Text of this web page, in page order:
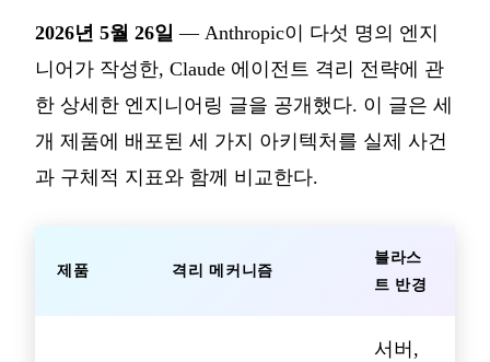
2026년 5월 26일 — Anthropic이 다섯 명의 엔지
니어가 작성한, Claude 에이전트 격리 전략에 관
한 상세한 엔지니어링 글을 공개했다. 이 글은 세
개 제품에 배포된 세 가지 아키텍처를 실제 사건
과 구체적 지표와 함께 비교한다.
제품 격리 메커니즘
블라스
트 반경
서버,